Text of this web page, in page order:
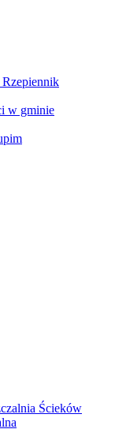
w gminie
Ścieków